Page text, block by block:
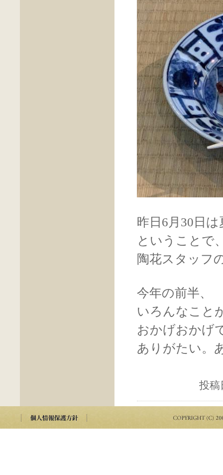
昨日6月30日
ということで
陶花スタッフ
今年の前半、
いろんなこと
おかげおかげ
ありがたい。
投稿